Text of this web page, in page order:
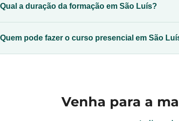
Qual a duração da formação em São Luís?
Quem pode fazer o curso presencial em São
Venha para a